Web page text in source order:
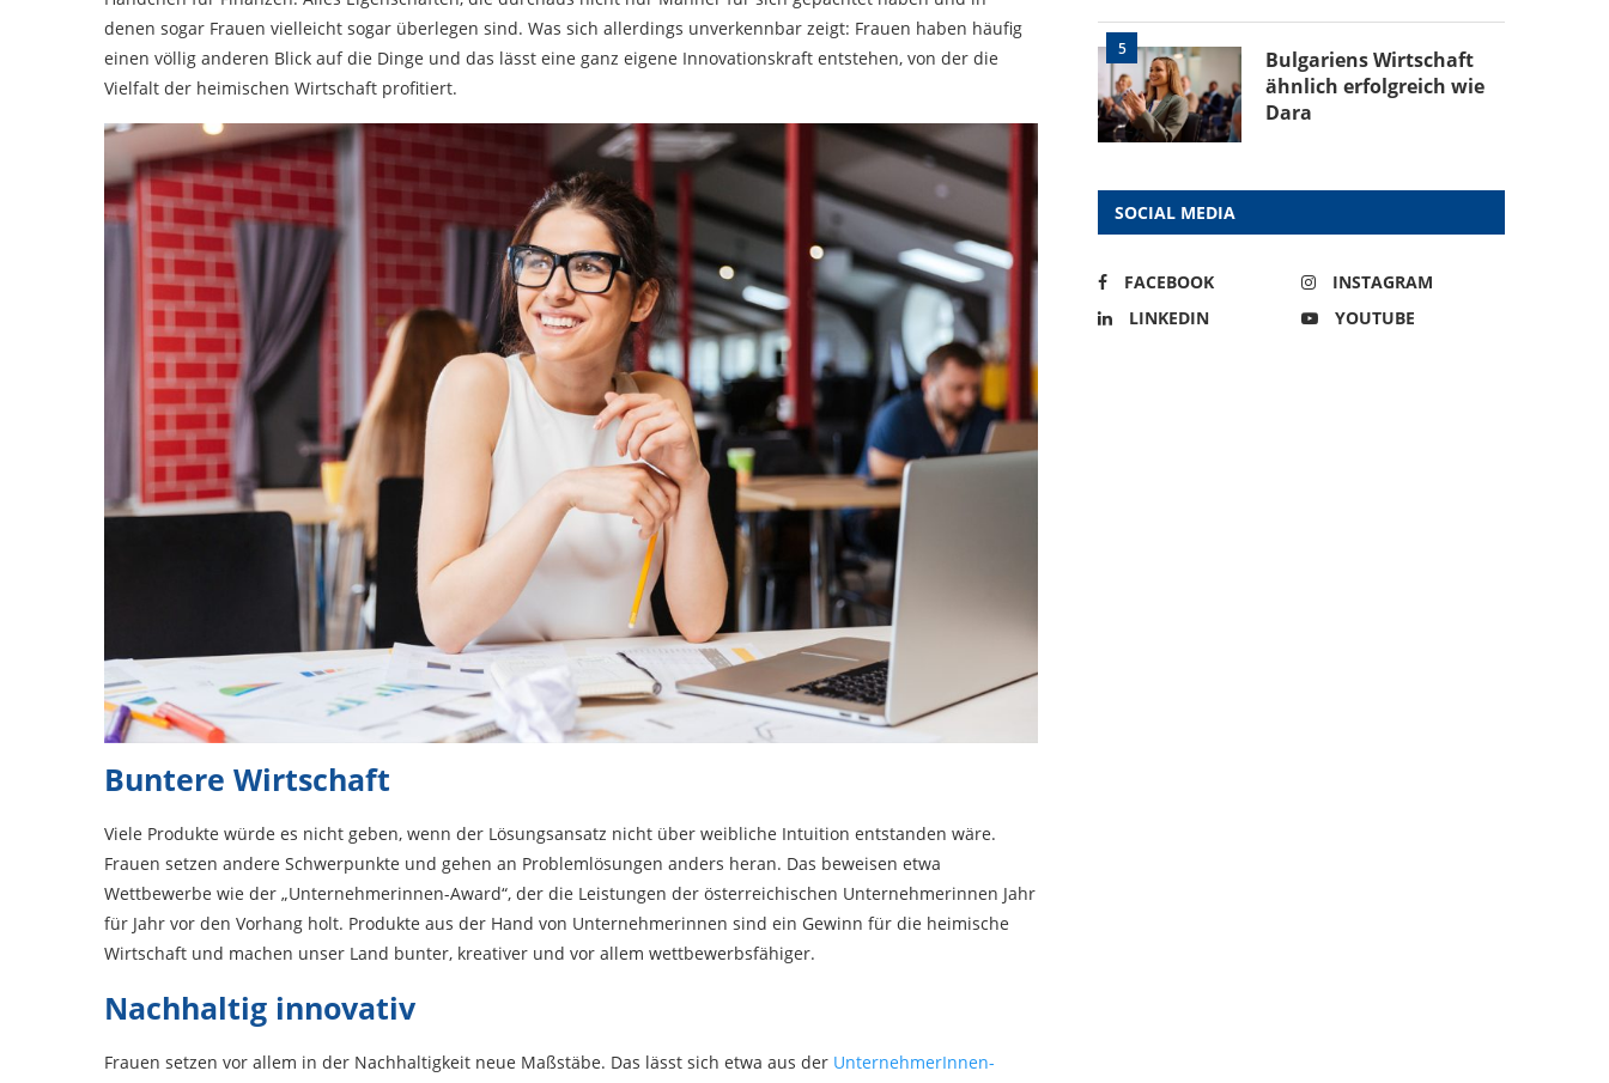
denen sogar Frauen vielleicht sogar überlegen sind. Was sich allerdings unverkennbar zeigt: Frauen haben häufig
einen völlig anderen Blick auf die Dinge und das lässt eine ganz eigene Innovationskraft entstehen, von der die
Vielfalt der heimischen Wirtschaft profitiert.
Buntere Wirtschaft
Viele Produkte würde es nicht geben, wenn der Lösungsansatz nicht über weibliche Intuition entstanden wäre.
Frauen setzen andere Schwerpunkte und gehen an Problemlösungen anders heran. Das beweisen etwa
Wettbewerbe wie der „Unternehmerinnen-Award“, der die Leistungen der österreichischen Unternehmerinnen Jahr
für Jahr vor den Vorhang holt. Produkte aus der Hand von Unternehmerinnen sind ein Gewinn für die heimische
Wirtschaft und machen unser Land bunter, kreativer und vor allem wettbewerbsfähiger.
Nachhaltig innovativ
Frauen setzen vor allem in der Nachhaltigkeit neue Maßstäbe. Das lässt sich etwa aus der UnternehmerInnen-
5
Bulgariens Wirtschaft
ähnlich erfolgreich wie
Dara
SOCIAL MEDIA
FACEBOOK
INSTAGRAM
LINKEDIN
YOUTUBE